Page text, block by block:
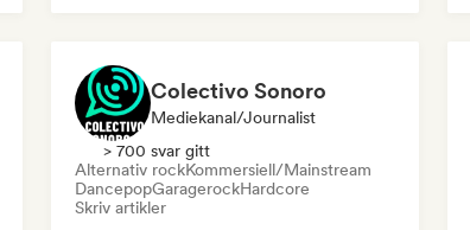
Colectivo Sonoro
Mediekanal/journalist
> 700 svar gitt
Alternativ rockKommersiell/Mainstream
DancepopGaragerockHardcore
Skriv artikler